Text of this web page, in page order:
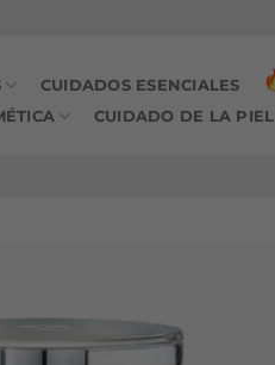
CUIDADOS ESENCIALES
CUIDADO DE LA PIEL